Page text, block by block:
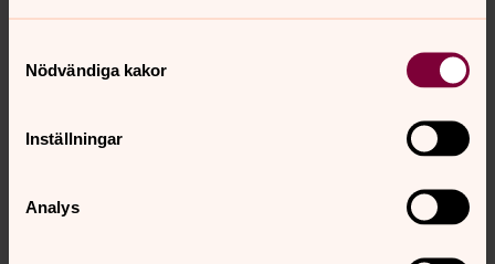
Nödvändiga kakor
Inställningar
Analys
och svar om gravskötsel på kyrkogårdarna i Umeå och
innehåll?